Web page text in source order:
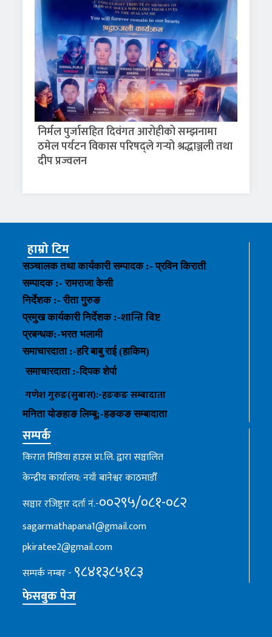
निर्मल पुर्जासहित दिवंगत आरोहीको सम्झनामा
ठमेल पर्यटन विकास परिषद्ले गर्‍यो श्रद्धाञ्जली तथा
दीप प्रज्वलन
हाम्रो टिम
सञ्चालक तथा कार्यकारी सम्पादक :- प्रविन किराती
सम्पादक :- रामराजा केसी
निर्देशक :- रीता गुरुङ
प्रमुख कार्यकारी निर्देशक :-शान्ति बिष्ट
प्रबन्धक:-भरत भलामी
समाचारदाता :-हरि बाबु राई (हाकिम)
समाचारदाता :-दिपक शेर्पा
गणेश गुरुङ(सुबास):-हङकङसम्बादाता
मनिता योङहाङलिम्बू:-हङकङ सम्बादाता
सम्पर्क
किरात मिडिया हाउस प्रा.लि. द्वारा सञ्चालित
केन्द्रीय कार्यालय: नयाँ बानेश्वर काठमाडौँ
सञ्चार रजिष्ट्रार दर्ता नं.-००२९५/०८१-०८२
sagarmathapana1@gmail.com
pkiratee2@gmail.com
सम्पर्क नम्बर - ९८४१३८५१८३
फेसबुक पेज